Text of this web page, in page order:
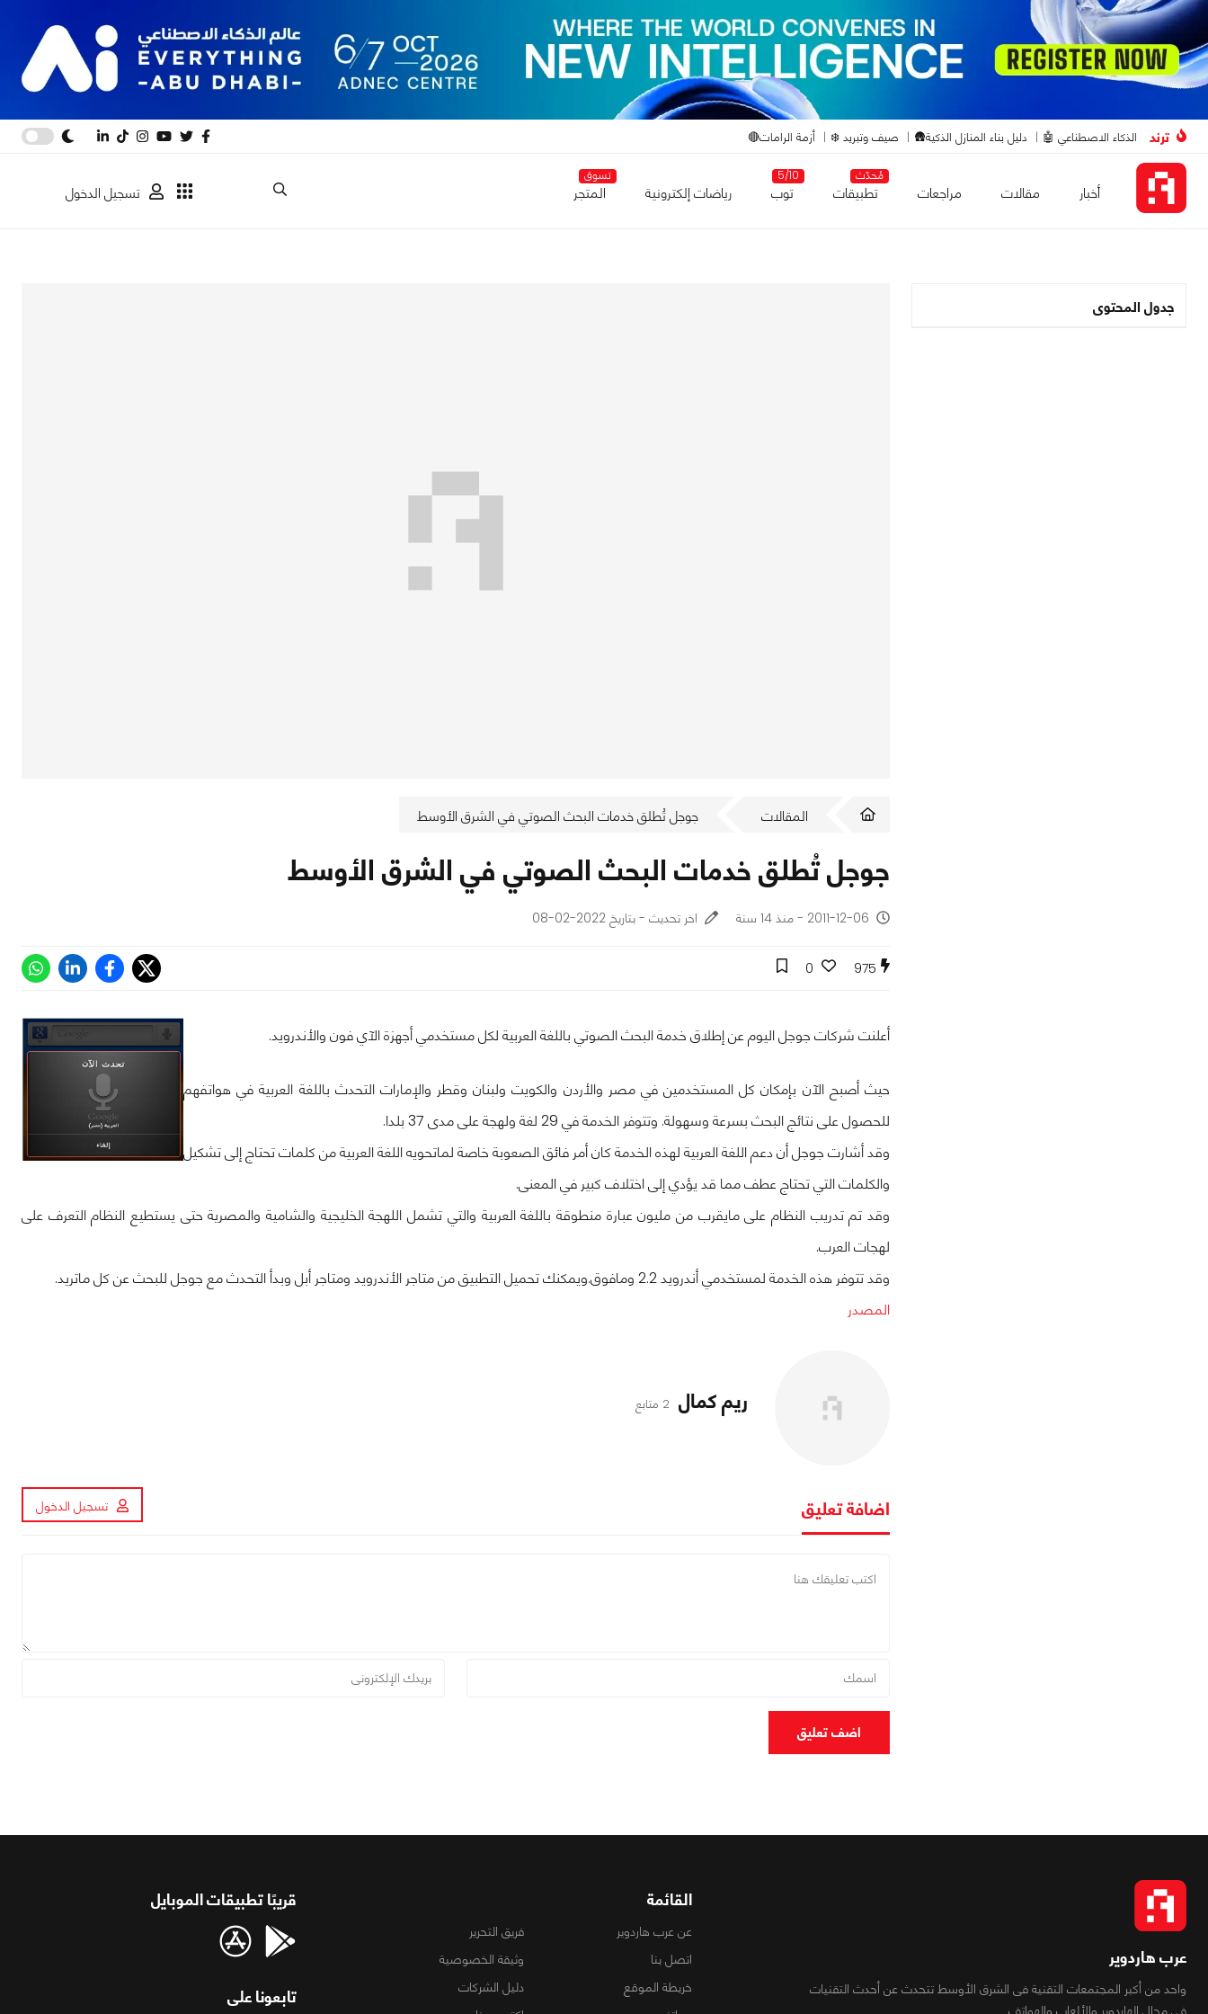
ترند الذكاء الاصطناعي 🤖 دليل بناء المنازل الذكية🛖 صيف وتبريد ❄️ أزمة الرامات🔴
أخبار مقالات مراجعات
مُحدّث
تطبيقات
5/10
توب رياضات إلكترونية
تسوق
المتجر تسجيل الدخول
جدول المحتوى
المقالات جوجل تُطلق خدمات البحث الصوتي في الشرق الأوسط
جوجل تُطلق خدمات البحث الصوتي في الشرق الأوسط
2011-12-06 - منذ 14 سنة اخر تحديث - بتاريخ 2022-02-08
975
0
أعلنت شركات جوجل اليوم عن إطلاق خدمة البحث الصوتي باللغة العربية لكل مستخدمي أجهزة الآي فون والأندرويد.
حيث أصبح الآن بإمكان كل المستخدمين في مصر والأردن والكويت ولبنان وقطر والإمارات التحدث باللغة العربية في هواتفهم
للحصول على نتائج البحث بسرعة وسهولة. وتتوفر الخدمة في 29 لغة ولهجة على مدى 37 بلدا.
وقد أشارت جوجل أن دعم اللغة العربية لهذه الخدمة كان أمر فائق الصعوبة خاصة لماتحويه اللغة العربية من كلمات تحتاج إلى تشكيل
والكلمات التي تحتاج عطف مما قد يؤدي إلى اختلاف كبير في المعنى.
وقد تم تدريب النظام على مايقرب من مليون عبارة منطوقة باللغة العربية والتي تشمل اللهجة الخليجية والشامية والمصرية حتى يستطيع النظام التعرف على
لهجات العرب.
وقد تتوفر هذه الخدمة لمستخدمي أندرويد 2.2 ومافوق.ويمكنك تحميل التطبيق من متاجر الأندرويد ومتاجر أبل وبدأ التحدث مع جوجل للبحث عن كل ماتريد.
المصدر
ريم كمال 2 متابع
اضافة تعليق تسجيل الدخول
اضف تعليق
عرب هاردوير
واحد من أكبر المجتمعات التقنية فى الشرق الأوسط تتحدث عن أحدث التقنيات
القائمة
عن عرب هاردوير
فريق التحرير
اتصل بنا
وثيقة الخصوصية
خريطة الموقع
دليل الشركات
قريبًا تطبيقات الموبايل
تابعونا على